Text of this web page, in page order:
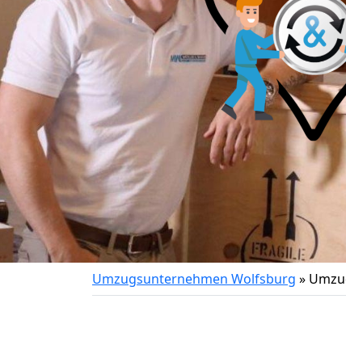
Umzugsunternehmen Wolfsburg »